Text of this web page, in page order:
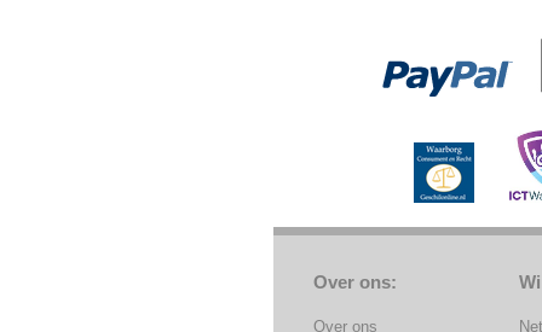
Over ons:
Over ons